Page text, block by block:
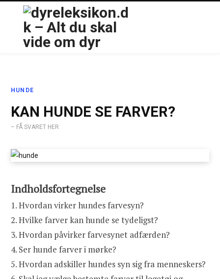
HUNDE
KAN HUNDE SE FARVER?
– FÅ SVARET HER
Indholdsfortegnelse
1.Hvordan virker hundes farvesyn?
2.Hvilke farver kan hunde se tydeligst?
3.Hvordan påvirker farvesynet adfærden?
4. Ser hunde farver i mørke?
5.Hvordan adskiller hundes syn sig fra menneskers?